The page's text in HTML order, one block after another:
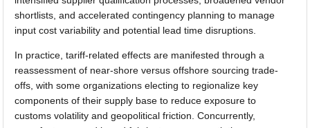
shortlists, and accelerated contingency planning to manage
input cost variability and potential lead time disruptions.
In practice, tariff-related effects are manifested through a
reassessment of near-shore versus offshore sourcing trade-
offs, with some organizations electing to regionalize key
components of their supply base to reduce exposure to
customs volatility and geopolitical friction. Concurrently,